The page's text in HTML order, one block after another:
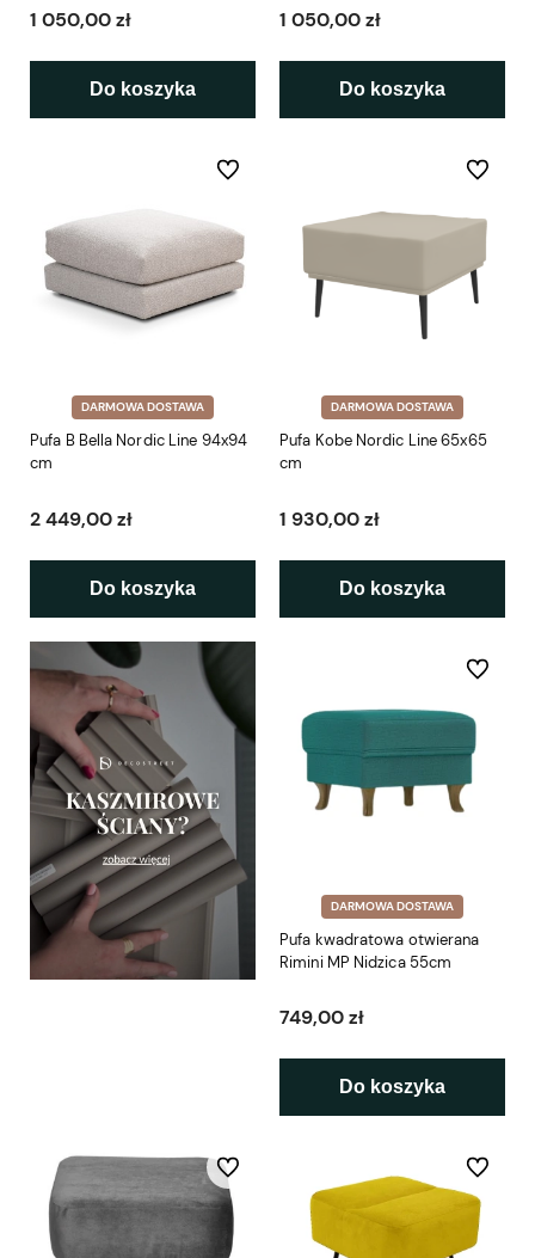
1 050,00 zł
Do koszyka
1 050,00 zł
Do koszyka
DARMOWA DOSTAWA
Pufa B Bella Nordic Line 94x94
cm
2 449,00 zł
Do koszyka
Do ulubionych
DARMOWA DOSTAWA
Pufa Kobe Nordic Line 65x65
cm
1 930,00 zł
Do koszyka
Do
DARMOWA DOSTAWA
Pufa kwadratowa otwierana
Rimini MP Nidzica 55cm
749,00 zł
Do koszyka
Do
Do ulubionych Do